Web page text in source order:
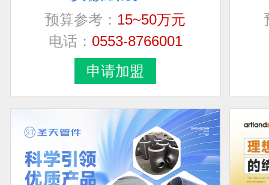
预算参考：
15~50万元
电话：
0553-8766001
申请加盟